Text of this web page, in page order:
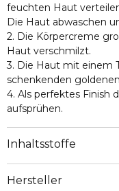
feuchten Haut
Die Haut abwaschen
2. Die Körpercreme
Haut verschmilzt.
3. Die Haut mit einem
schenkenden
4. Als perfektes Finish
aufsprühen.
Inhaltsstoffe
Hersteller